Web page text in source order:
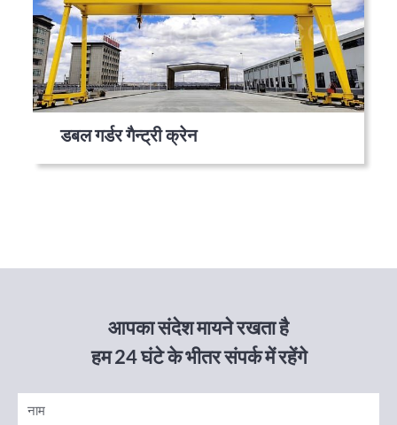
डबल गर्डर गैन्ट्री क्रेन
आपका संदेश मायने रखता है
हम 24 घंटे के भीतर संपर्क में रहेंगे